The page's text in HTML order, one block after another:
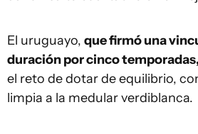
El uruguayo, que firmó una
duración por cinco temporadas,
el reto de dotar de equilibrio,
limpia a la medular verdiblanca.